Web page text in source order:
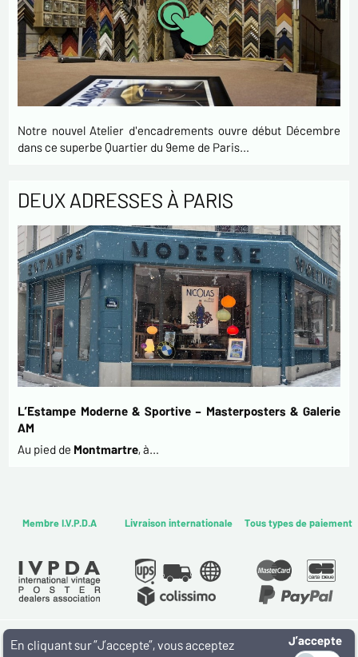
Notre nouvel Atelier d'encadrements ouvre début Décembre
dans ce superbe Quartier du 9eme de Paris…
DEUX ADRESSES À PARIS
L’Estampe Moderne & Sportive – Masterposters & Galerie
AM
Au pied de Montmartre, à…
Membre I.V.P.D.A Livraison internationale Tous types de paiement
WWW.MASTERPOSTERS.COMJ’accepte
En cliquant sur ”J’accepte”, vous acceptez